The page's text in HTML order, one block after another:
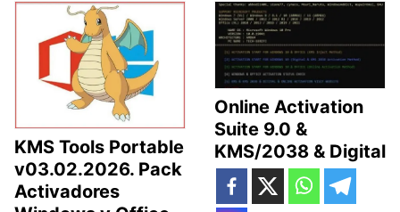
KMS Tools Portable
v03.02.2026. Pack
Activadores
Online Activation
Suite 9.0 &
KMS/2038 & Digital